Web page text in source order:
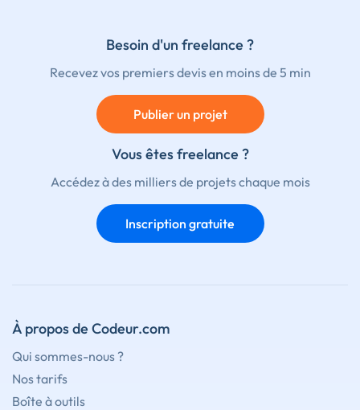
Besoin d'un freelance ?
Recevez vos premiers devis en moins de 5 min
Publier un projet
Vous êtes freelance ?
Accédez à des milliers de projets chaque mois
Inscription gratuite
À propos de Codeur.com
Qui sommes-nous ?
Nos tarifs
Boîte à outils